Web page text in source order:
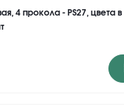
4 прокола - PS27, цвета в